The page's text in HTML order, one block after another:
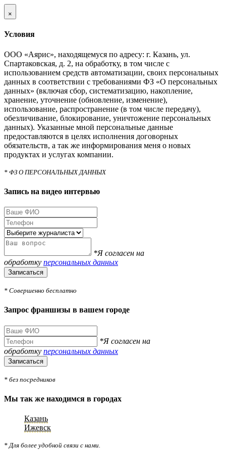
×
Условия
ООО «Аярис», находящемуся по адресу: г. Казань, ул.
Спартаковская, д. 2, на обработку, в том числе с
использованием средств автоматизации, своих персональных
данных в соответствии с требованиями ФЗ «О персональных
данных» (включая сбор, систематизацию, накопление,
хранение, уточнение (обновление, изменение),
использование, распространение (в том числе передачу),
обезличивание, блокирование, уничтожение персональных
данных). Указанные мной персональные данные
предоставляются в целях исполнения договорных
обязательств, а так же информирования меня о новых
продуктах и услугах компании.
* ФЗ О ПЕРСОНАЛЬНЫХ ДАННЫХ
Запись на видео интервью
*Я согласен на
обработку персональных данных
Записаться
* Совершенно бесплатно
Запрос франшизы в вашем городе
*Я согласен на
обработку персональных данных
Записаться
* без посредников
Мы так же находимся в городах
Казань
Ижевск
* Для более удобной связи с нами.